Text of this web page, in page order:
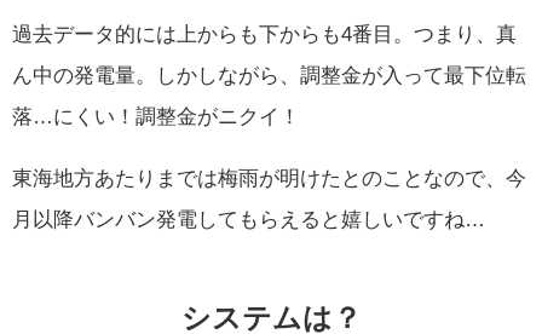
過去データ的には上からも下からも4番目。つまり、真
ん中の発電量。しかしながら、調整金が入って最下位転
落…にくい！調整金がニクイ！
東海地方あたりまでは梅雨が明けたとのことなので、今
月以降バンバン発電してもらえると嬉しいですね…
システムは？